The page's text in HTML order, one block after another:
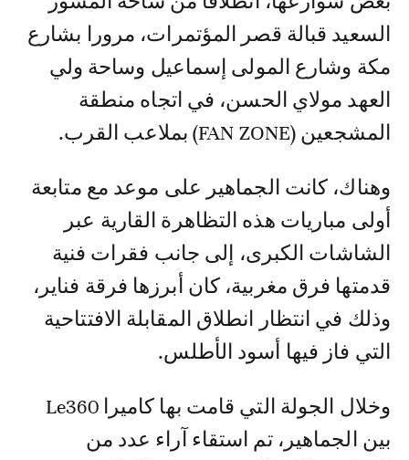
السعيد قبالة قصر المؤتمرات، مرورا بشارع
مكة وشارع المولى إسماعيل وساحة ولي
العهد مولاي الحسن، في اتجاه منطقة
المشجعين (FAN ZONE) بملاعب القرب.
وهناك، كانت الجماهير على موعد مع متابعة
أولى مباريات هذه التظاهرة القارية عبر
الشاشات الكبرى، إلى جانب فقرات فنية
قدمتها فرق مغربية، كان أبرزها فرقة فناير،
وذلك في انتظار انطلاق المقابلة الافتتاحية
التي فاز فيها أسود الأطلس.
وخلال الجولة التي قامت بها كاميرا Le360
بين الجماهير، تم استقاء آراء عدد من